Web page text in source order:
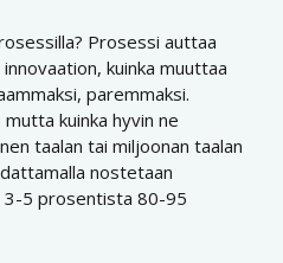
Prosessi auttaa
kuinka muuttaa
paremmaksi.
kuinka hyvin ne
taalan tai miljoonan taalan
nostetaan
5 prosentista 80-95